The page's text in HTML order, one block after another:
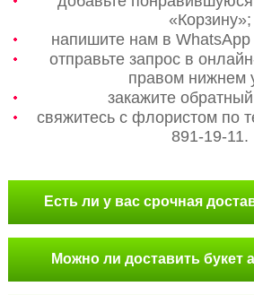
«Корзину»;
напишите нам в WhatsApp
отправьте запрос в
правом нижнем
закажите
свяжитесь с флористом по
891-19-11.
Есть ли у вас срочная
Можно ли доставить букет